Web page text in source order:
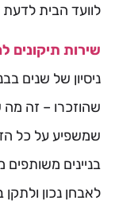
לוועד הבית
שירות תיקונים
ניסיון של שנים
שהוזכרו – זה
שמשפיע על כל
לאבחן נכון